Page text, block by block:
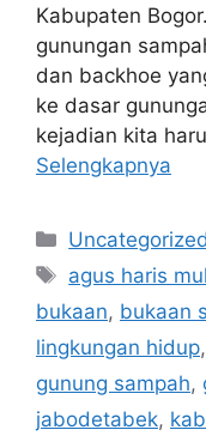
Kabupaten
gunungan
dan backhoe
ke dasar
kejadian kita
Selengkapnya
Kategori
Uncategorized
Tag
agus haris
bukaan, bukaan
lingkungan hidup,
gunung sampah,
jabodetabek,